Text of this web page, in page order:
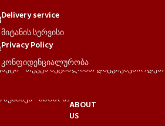
Delivery service
მიტანის სერვისი
Privacy Policy
კონფიდენციალურობა
ABOUT
US